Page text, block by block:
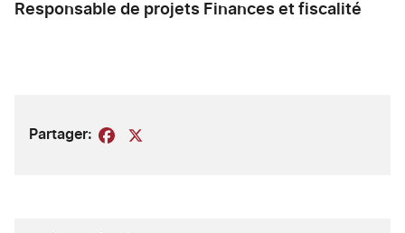
Responsable de projets Finances et fiscalité
Partager: Facebook